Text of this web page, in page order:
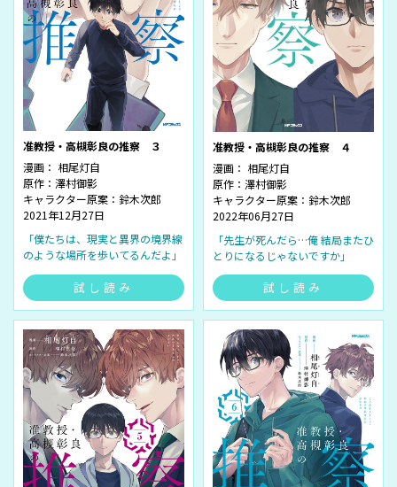
准教授・高槻彰良の推察 ３
漫画： 相尾灯自
原作：澤村御影
キャラクター原案：鈴木次郎
2021年12月27日
「僕たちは、現実と異界の境界線
のような場所を歩いてるんだよ」
試し読み
准教授・高槻彰良の推察 ４
漫画： 相尾灯自
原作：澤村御影
キャラクター原案：鈴木次郎
2022年06月27日
「先生が死んだら…俺 結局またひ
とりになるじゃないですか」
試し読み